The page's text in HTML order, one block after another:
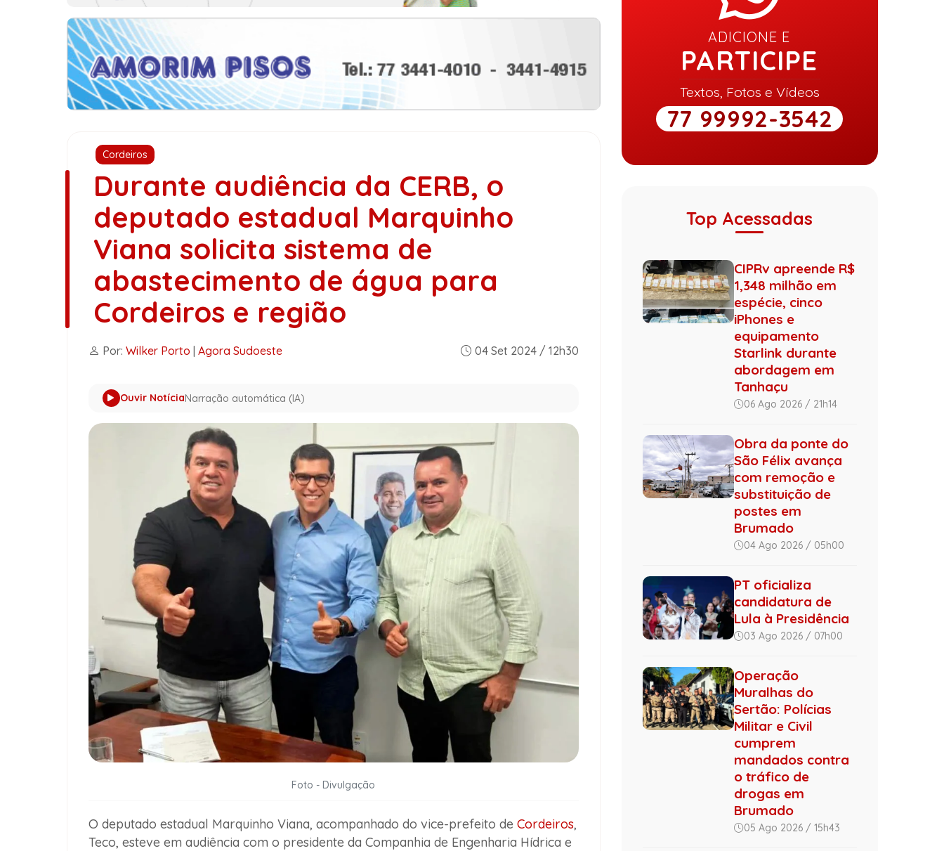
Cordeiros
Durante audiência da CERB, o
deputado estadual Marquinho
Viana solicita sistema de
abastecimento de água para
Cordeiros e região
Por: Wilker Porto Agora Sudoeste 04 Set 2024 / 12h30
Ouvir NotíciaNarração automática (IA)
Foto - Divulgação
O deputado estadual Marquinho Viana, acompanhado do vice-prefeito de Cordeiros,
Teco, esteve em audiência com o presidente da Companhia de Engenharia Hídrica e
ADICIONE E
PARTICIPE
Textos, Fotos e Vídeos
77 99992-3542
Top Acessadas
CIPRv apreende R$
1,348 milhão em
espécie, cinco
iPhones e
equipamento
Starlink durante
abordagem em
Tanhaçu
06 Ago 2026 / 21h14
Obra da ponte do
São Félix avança
com remoção e
substituição de
postes em
Brumado
04 Ago 2026 / 05h00
PT oficializa
candidatura de
Lula à Presidência
03 Ago 2026 / 07h00
Operação
Muralhas do
Sertão: Polícias
Militar e Civil
cumprem
mandados contra
o tráfico de
drogas em
Brumado
05 Ago 2026 / 15h43